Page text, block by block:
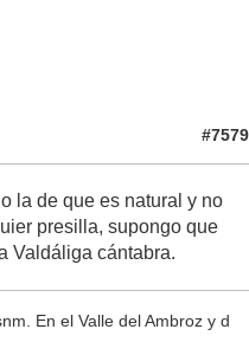
#7579
la de que es natural y no
presilla, supongo que
Valdáliga cántabra.
En el Valle del Ambroz y d